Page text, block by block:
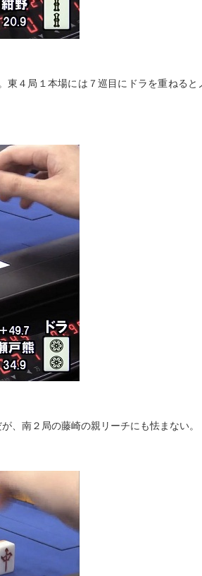
東４局１本場には７巡目にドラを重ねると
、南２局の藤崎の親リーチにも怯まない。